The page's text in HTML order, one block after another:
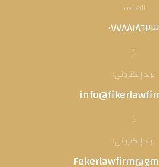
الهاتف:
٠٧٧٨٨١٨٦٢٣
بريد إلكتروني:
بريد إلكتروني: